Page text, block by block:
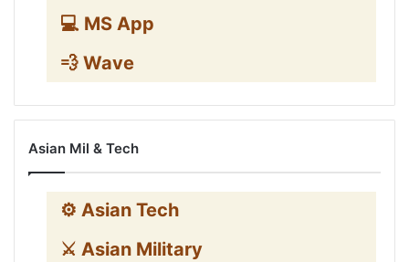
💻 MS App
💨 Wave
Asian Mil & Tech
⚙️ Asian Tech
⚔️ Asian Military